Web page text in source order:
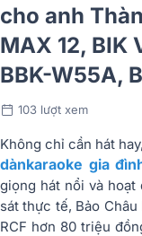
cho anh
MAX 12, BIK
BBK-W55A,
103 lượt xem
Không chỉ cần hát
dànkaraoke gia
giọng hát nổi và hoạt
sát thực tế, Bảo
RCF hơn 80 triệu